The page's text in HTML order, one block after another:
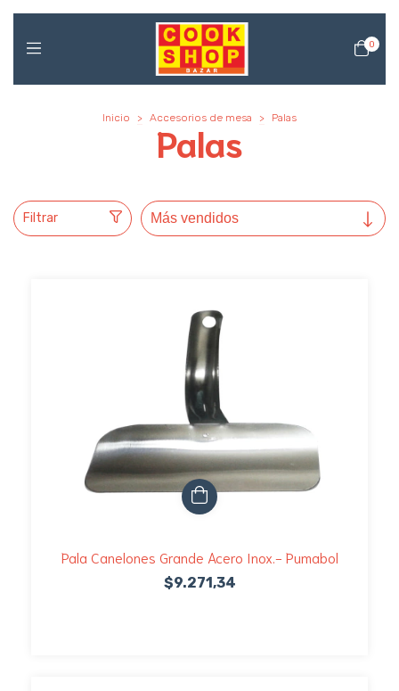
0
Inicio > Accesorios de mesa > Palas
Palas
Filtrar
Pala Canelones Grande Acero Inox.- Pumabol
$9.271,34